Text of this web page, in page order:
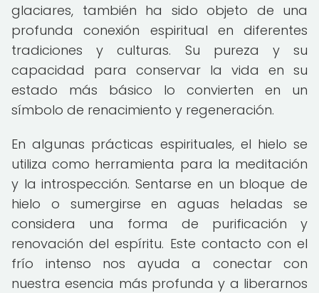
glaciares, también ha sido objeto de una
profunda conexión espiritual en diferentes
tradiciones y culturas. Su pureza y su
capacidad para conservar la vida en su
estado más básico lo convierten en un
símbolo de renacimiento y regeneración.
En algunas prácticas espirituales, el hielo se
utiliza como herramienta para la meditación
y la introspección. Sentarse en un bloque de
hielo o sumergirse en aguas heladas se
considera una forma de purificación y
renovación del espíritu. Este contacto con el
frío intenso nos ayuda a conectar con
nuestra esencia más profunda y a liberarnos